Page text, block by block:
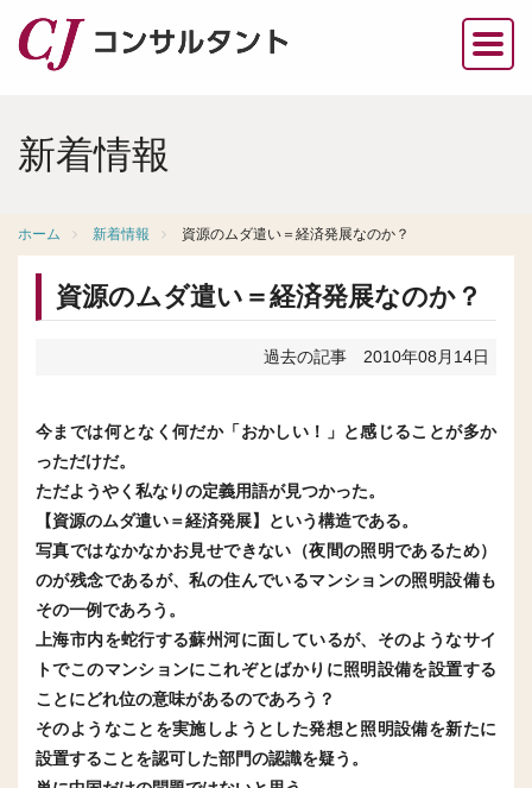
新着情報
ホーム 新着情報 資源のムダ遣い＝経済発展なのか？
資源のムダ遣い＝経済発展なのか？
過去の記事 2010年08月14日
今までは何となく何だか「おかしい！」と感じることが多か
っただけだ。
ただようやく私なりの定義用語が見つかった。
【資源のムダ遣い＝経済発展】という構造である。
写真ではなかなかお見せできない（夜間の照明であるため）
のが残念であるが、私の住んでいるマンションの照明設備も
その一例であろう。
上海市内を蛇行する蘇州河に面しているが、そのようなサイ
トでこのマンションにこれぞとばかりに照明設備を設置する
ことにどれ位の意味があるのであろう？
そのようなことを実施しようとした発想と照明設備を新たに
設置することを認可した部門の認識を疑う。